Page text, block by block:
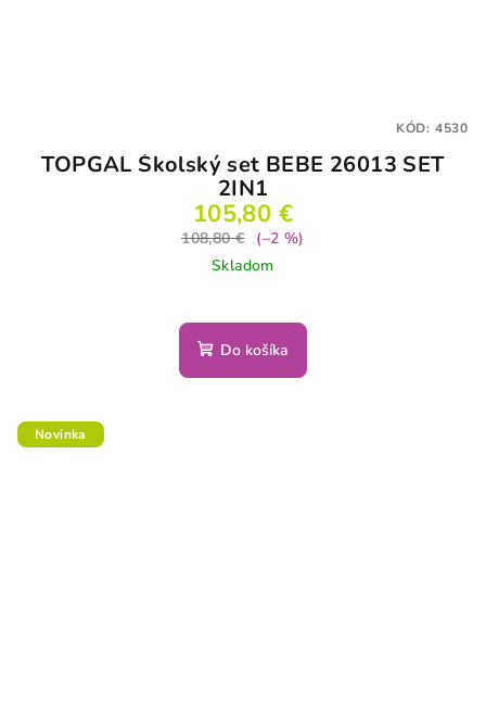
TOPGAL Školský set BEBE 26013 SET
2IN1
105,80 €
108,80 €
(–2 %)
Skladom
Do košíka
KÓD: 4530
Novinka